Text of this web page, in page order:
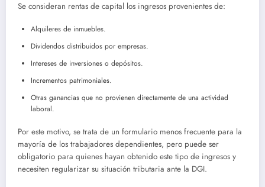
Se consideran rentas de capital los ingresos provenientes de:
Alquileres de inmuebles.
Dividendos distribuidos por empresas.
Intereses de inversiones o depósitos.
Incrementos patrimoniales.
Otras ganancias que no provienen directamente de una actividad
laboral.
Por este motivo, se trata de un formulario menos frecuente para la
mayoría de los trabajadores dependientes, pero puede ser
obligatorio para quienes hayan obtenido este tipo de ingresos y
necesiten regularizar su situación tributaria ante la DGI.